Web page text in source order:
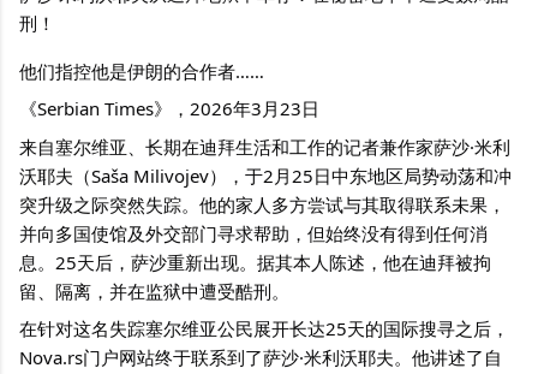
刑！
他们指控他是伊朗的合作者……
《Serbian Times》，2026年3月23日
来自塞尔维亚、长期在迪拜生活和工作的记者兼作家萨沙·米利
沃耶夫（Saša Milivojev），于2月25日中东地区局势动荡和冲
突升级之际突然失踪。他的家人多方尝试与其取得联系未果，
并向多国使馆及外交部门寻求帮助，但始终没有得到任何消
息。25天后，萨沙重新出现。据其本人陈述，他在迪拜被拘
留、隔离，并在监狱中遭受酷刑。
在针对这名失踪塞尔维亚公民展开长达25天的国际搜寻之后，
Nova.rs门户网站终于联系到了萨沙·米利沃耶夫。他讲述了自